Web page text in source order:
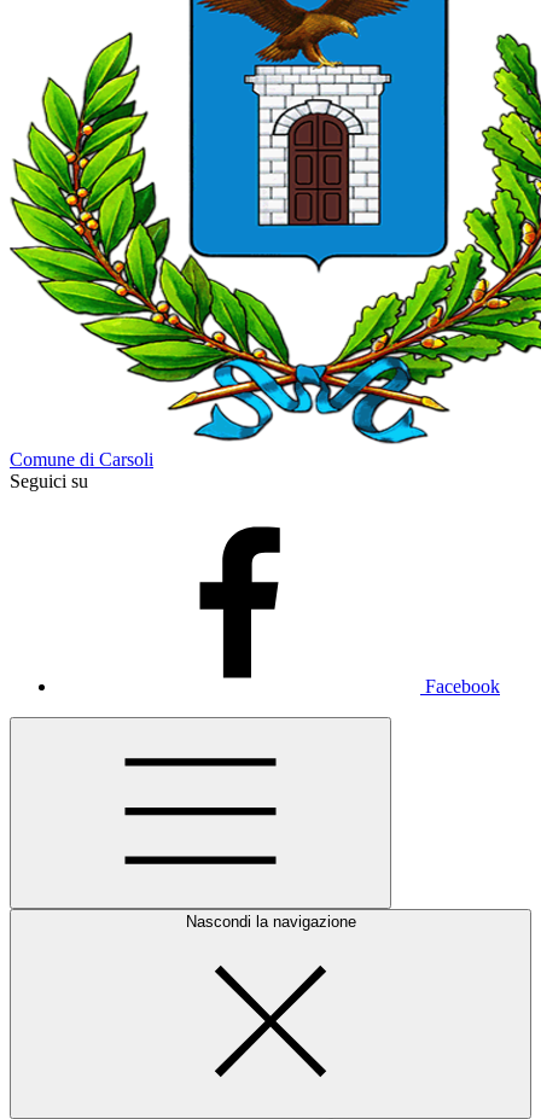
Comune di Carsoli
Seguici su
Facebook
Nascondi la navigazione